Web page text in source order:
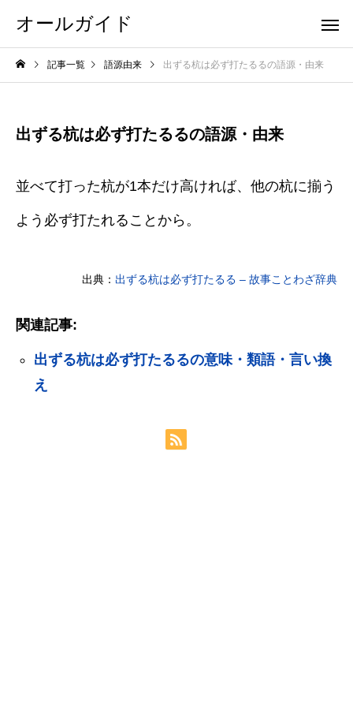
オールガイド
記事一覧 語源由来 出ずる杭は必ず打たるるの語源・由来
出ずる杭は必ず打たるるの語源・由来
並べて打った杭が1本だけ高ければ、他の杭に揃う
よう必ず打たれることから。
出典： 出ずる杭は必ず打たるる – 故事ことわざ辞典
関連記事:
出ずる杭は必ず打たるるの意味・類語・言い換
え